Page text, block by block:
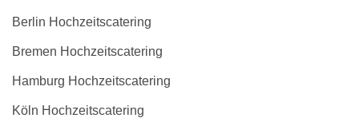
Berlin Hochzeitscatering
Bremen Hochzeitscatering
Hamburg Hochzeitscatering
Köln Hochzeitscatering